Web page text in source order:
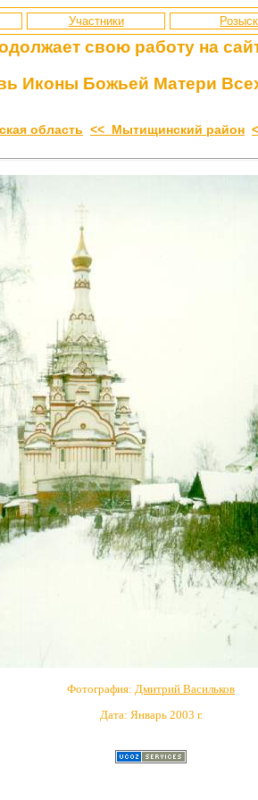
Участники Розыск
свою работу на
Иконы Божьей Матери
область << Мытищинский район
Фотография: Дмитрий Васильков
Дата: Январь 2003 г.